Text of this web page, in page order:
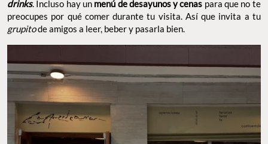
drinks. Incluso hay un menú de desayunos y cenas para que no te
preocupes por qué comer durante tu visita. Así que invita a tu
grupitode amigos a leer, beber y pasarla bien.